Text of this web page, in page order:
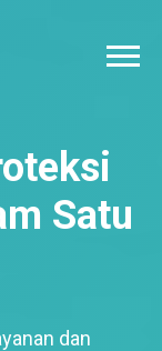
Satu
dan